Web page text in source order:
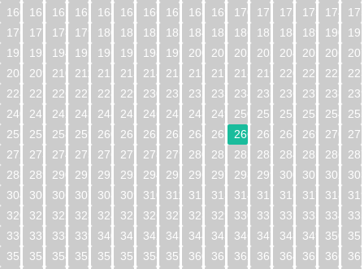
160
161 162 163 164 165 166 167 168 169 170 171 172 173 174
176
177 178 179 180 181 182 183 184 185 186 187 188 189 190
192
193 194 195 196 197 198 199 200 201 202 203 204 205 206
208
209 210 211 212 213 214 215 216 217 218 219 220 221 222
224
225 226 227 228 229 230 231 232 233 234 235 236 237 238
240
241 242 243 244 245 246 247 248 249 250 251 252 253 254
256
257 258 259 260 261 262 263 264 265 266 267 268 269 270
272
273 274 275 276 277 278 279 280 281 282 283 284 285 286
288
289 290 291 292 293 294 295 296 297 298 299 300 301 302
304
305 306 307 308 309 310 311 312 313 314 315 316 317 318
320
321 322 323 324 325 326 327 328 329 330 331 332 333 334
336
337 338 339 340 341 342 343 344 345 346 347 348 349 350
352
353 354 355 356 357 358 359 360 361 362 363 364 365 366